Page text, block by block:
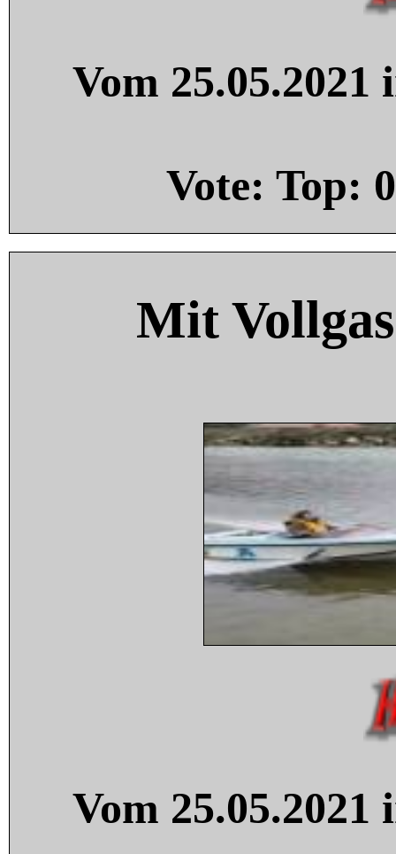
Vom
Vote: Top: 0
Mit
Vom